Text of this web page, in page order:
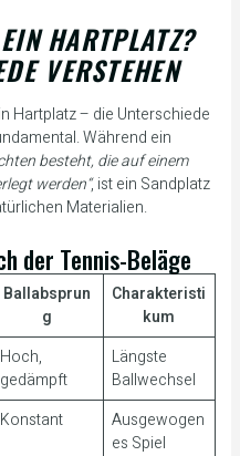
HARTPLATZ?
VERSTEHEN
Hartplatz – die Unterschiede
Während ein
besteht, die auf einem
werden“, ist ein Sandplatz
Materialien.
der Tennis-Beläge
Ballabsprun
g
Charakteristi
kum
Hoch,
gedämpft
Längste
Ballwechsel
Konstant
Ausgewogen
es Spiel